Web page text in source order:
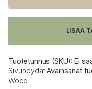
round
Ø45
LISÄÄ
Tuotetunnus (SKU): Ei
Sivupöydät Avainsanat
Wood